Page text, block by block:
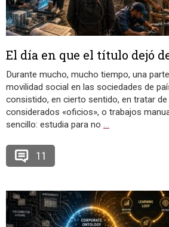
El día en que el título dejó
Durante mucho, mucho tiempo, una
movilidad social en las sociedades de
consistido, en cierto sentido, en tratar
considerados «oficios», o trabajos
sencillo: estudia para no …
11